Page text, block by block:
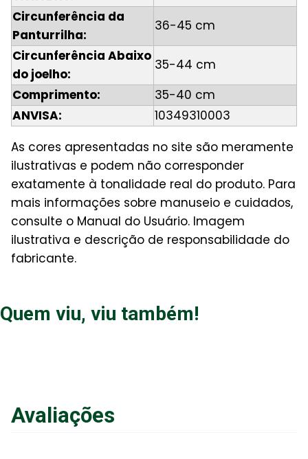
Circunferência da
Panturrilha:
36-45 cm
Circunferência Abaixo
do joelho:
35-44 cm
Comprimento:
35-40 cm
ANVISA:
10349310003
As cores apresentadas no site são meramente
ilustrativas e podem não corresponder
exatamente à tonalidade real do produto. Para
mais informações sobre manuseio e cuidados,
consulte o Manual do Usuário. Imagem
ilustrativa e descrição de responsabilidade do
fabricante.
Quem viu, viu também!
Avaliações